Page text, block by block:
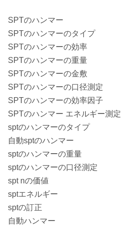
SPTのハンマー
SPTのハンマーのタイプ
SPTのハンマーの効率
SPTのハンマーの重量
SPTのハンマーの金敷
SPTのハンマーの口径測定
SPTのハンマーの効率因子
SPTのハンマー エネルギー測定
sptのハンマーのタイプ
自動sptのハンマー
sptのハンマーの重量
sptのハンマーの口径測定
spt nの価値
sptエネルギー
sptの訂正
自動ハンマー